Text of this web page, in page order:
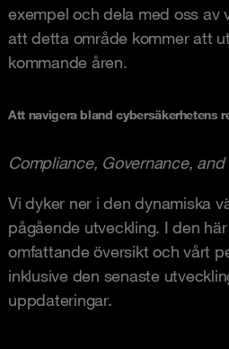
exempel och dela med oss av
att detta område kommer att
kommande åren.
Att navigera bland cybersäkerhetens
Compliance, Governance,
Vi dyker ner i den dynamiska
pågående utveckling. I den
omfattande översikt och vårt
inklusive den senaste
uppdateringar.